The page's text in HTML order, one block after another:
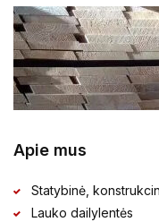
Apie mus
Statybinė,
Lauko dailylentės